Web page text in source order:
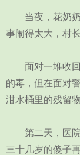
当夜，花奶奶
事闹得太大，村
面对一堆收回
的毒，但在面对
泔水桶里的残留
第二天，医院
三十几岁的傻子